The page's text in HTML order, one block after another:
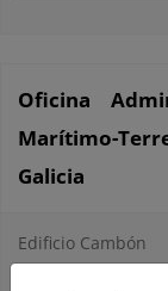
Oficina
Marítimo-
Galicia
Edificio Cambón